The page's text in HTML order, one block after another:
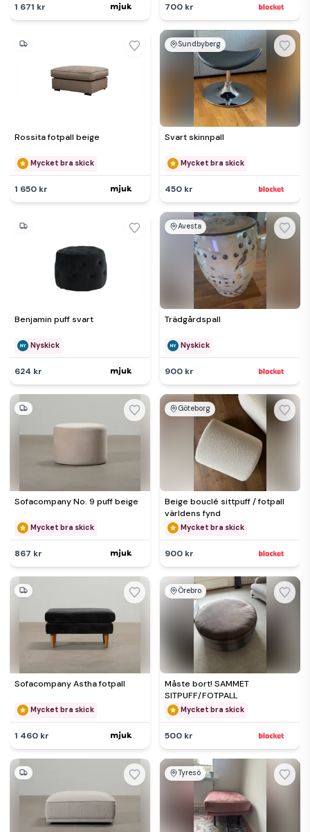
1 671 kr 700 kr
Rossita fotpall beige
Mycket bra skick
1 650 kr
Sundbyberg
Svart skinnpall
Mycket bra skick
450 kr
Benjamin puff svart
Nyskick
624 kr
Avesta
Trädgårdspall
Nyskick
900 kr
Sofacompany No. 9 puff beige
Mycket bra skick
867 kr
Göteborg
Beige bouclé sittpuff / fotpall
världens fynd
Mycket bra skick
900 kr
Sofacompany Astha fotpall
Mycket bra skick
1 460 kr
Örebro
Måste bort! SAMMET
SITPUFF/FOTPALL
Mycket bra skick
500 kr
Tyresö